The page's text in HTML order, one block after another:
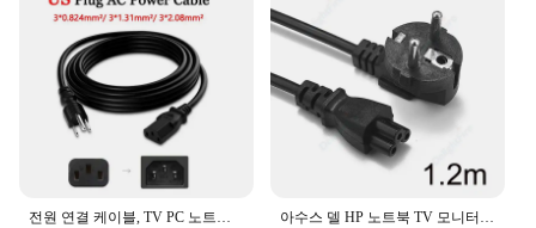
전원 연결 케이블, TV PC 노트북 컴퓨터 충전 와이어, 미국 플러그, 전기 3 프롱 커넥터, 구리 라인, 1.5m, 3m, AC 110V ~ 220V 아수스 델 HP 노트북 TV 모니터 PC 컴퓨터 프린터 PC 노트북용 EU 플러그 전원 케이블, IEC C5 C13 전원 어댑터 익스텐션 코드